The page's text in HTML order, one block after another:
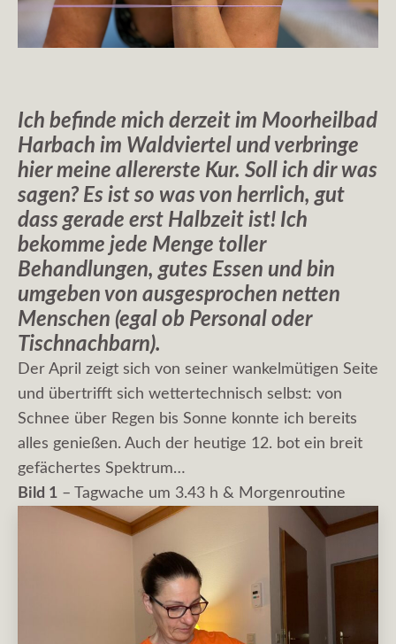
Ich befinde mich derzeit im Moorheilbad
Harbach im Waldviertel und verbringe
hier meine allererste Kur. Soll ich dir was
sagen? Es ist so was von herrlich, gut
dass gerade erst Halbzeit ist! Ich
bekomme jede Menge toller
Behandlungen, gutes Essen und bin
umgeben von ausgesprochen netten
Menschen (egal ob Personal oder
Tischnachbarn).
Der April zeigt sich von seiner wankelmütigen Seite
und übertrifft sich wettertechnisch selbst: von
Schnee über Regen bis Sonne konnte ich bereits
alles genießen. Auch der heutige 12. bot ein breit
gefächertes Spektrum…
Bild 1 – Tagwache um 3.43 h & Morgenroutine